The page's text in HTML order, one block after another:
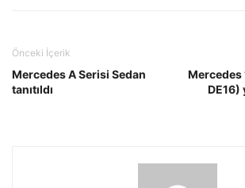
Önceki İçerik
Mercedes A Serisi Sedan
tanıtıldı
Mercedes
DE16)